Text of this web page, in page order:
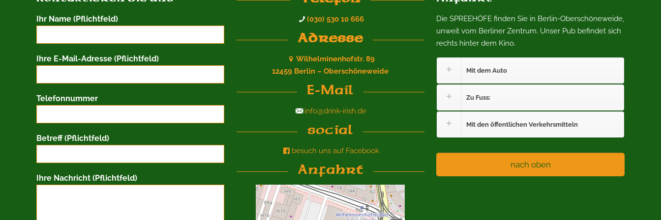
Ihr Name (Pflichtfeld)
Ihre E-Mail-Adresse (Pflichtfeld)
Telefonnummer
Betreff (Pflichtfeld)
Ihre Nachricht (Pflichtfeld)
(030) 530 10 666
Adresse
Wilhelminenhofstr. 89
12459 Berlin – Oberschöneweide
E-Mail
info@drink-irish.de
social
besuch uns auf Facebook
Anfahrt
Die SPREEHÖFE finden Sie in Berlin-Oberschöneweide,
unweit vom Berliner Zentrum. Unser Pub befindet sich
rechts hinter dem Kino.
Mit dem Auto
Zu Fuss:
Mit den öffentlichen Verkehrsmitteln
nach oben